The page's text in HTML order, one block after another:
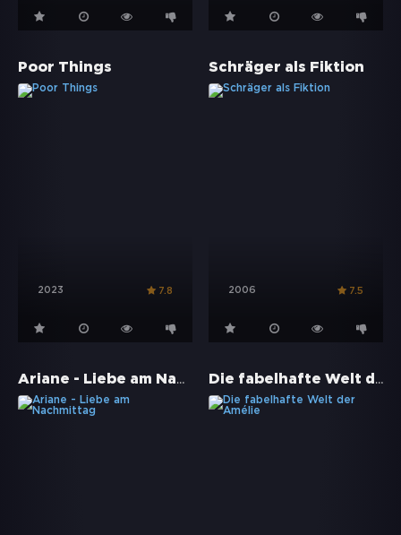
Poor Things
2023 7.8
Schräger als Fiktion
2006 7.5
Ariane - Liebe am Nachmittag Die fabelhafte Welt der Amélie